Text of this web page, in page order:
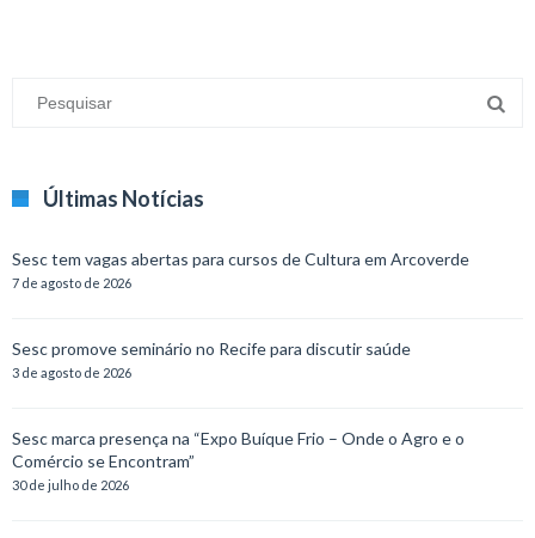
Últimas Notícias
Sesc tem vagas abertas para cursos de Cultura em Arcoverde
7 de agosto de 2026
Sesc promove seminário no Recife para discutir saúde
3 de agosto de 2026
Sesc marca presença na “Expo Buíque Frio – Onde o Agro e o
Comércio se Encontram”
30 de julho de 2026